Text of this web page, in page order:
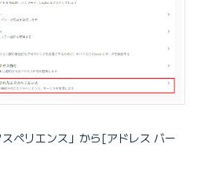
スペリエンス」から[アドレス バー